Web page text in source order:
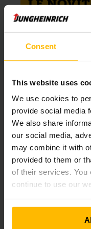
Consent
This website uses
We use cookies to
provide social media
We also share
our social media,
may combine it with
provided to them or
of their services. You
continue to use our